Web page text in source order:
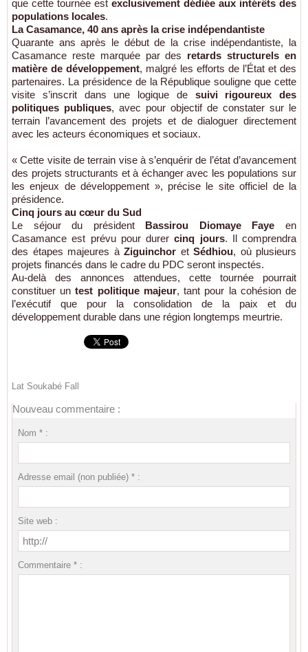
que cette tournée est exclusivement dédiée aux intérêts des
populations locales.
La Casamance, 40 ans après la crise indépendantiste
Quarante ans après le début de la crise indépendantiste, la
Casamance reste marquée par des retards structurels en
matière de développement, malgré les efforts de l’État et des
partenaires. La présidence de la République souligne que cette
visite s’inscrit dans une logique de suivi rigoureux des
politiques publiques, avec pour objectif de constater sur le
terrain l’avancement des projets et de dialoguer directement
avec les acteurs économiques et sociaux.
« Cette visite de terrain vise à s’enquérir de l’état d’avancement
des projets structurants et à échanger avec les populations sur
les enjeux de développement », précise le site officiel de la
présidence.
Cinq jours au cœur du Sud
Le séjour du président
Bassirou Diomaye Faye en
Casamance est prévu pour durercinq jours. Il comprendra
des étapes majeures à Ziguinchor et Sédhiou, où plusieurs
projets financés dans le cadre du PDC seront inspectés.
Au-delà des annonces attendues, cette tournée pourrait
constituer untest politique majeur, tant pour la cohésion de
l’exécutif que pour la consolidation de la paix et du
développement durable dans une région longtemps meurtrie.
Lat Soukabé Fall
Nouveau commentaire :
Nom * :
Adresse email (non publiée) * :
Site web :
Commentaire * :